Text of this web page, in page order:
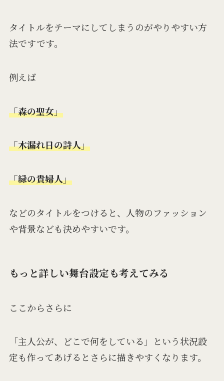
タイトルをテーマにしてしまうのがやりやすい方
法ですです。
例えば
「森の聖女」
「木漏れ日の詩人」
「緑の貴婦人」
などのタイトルをつけると、人物のファッション
や背景なども決めやすいです。
もっと詳しい舞台設定も考えてみる
ここからさらに
「主人公が、どこで何をしている」という状況設
定も作ってあげるとさらに描きやすくなります。